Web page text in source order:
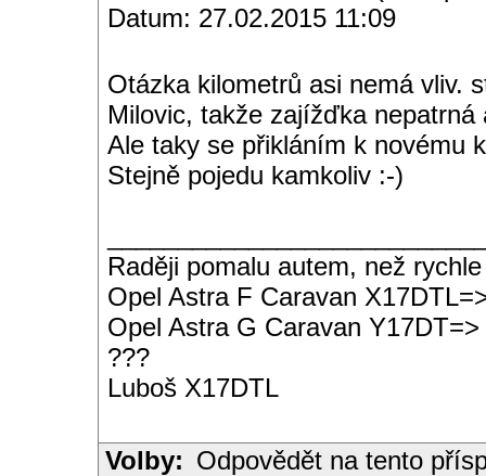
Datum: 27.02.2015 11:09
Otázka kilometrů asi nemá vliv.
Milovic, takže zajížďka
Ale taky se přikláním k novému
Stejně pojedu kamkoliv :-)
Raději pomalu autem, než
Opel Astra F Caravan
Opel Astra G Caravan Y17DT=>
???
Luboš X17DTL
Volby: Odpovědět na tento